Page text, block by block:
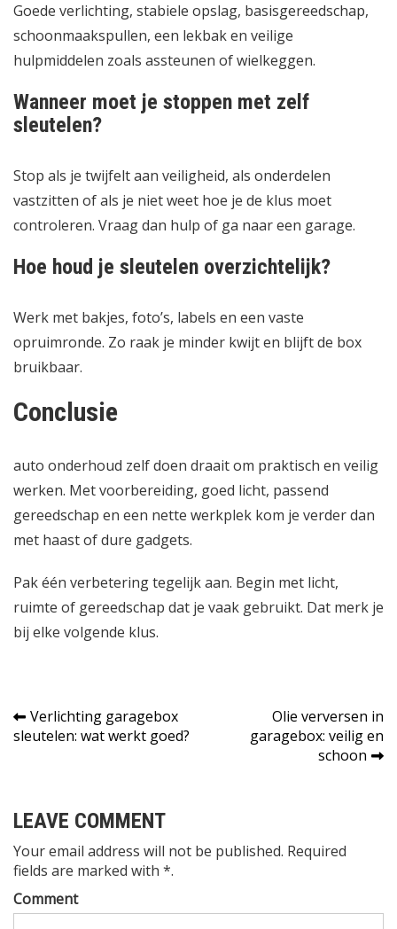
Goede verlichting, stabiele opslag, basisgereedschap,
schoonmaakspullen, een lekbak en veilige
hulpmiddelen zoals assteunen of wielkeggen.
Wanneer moet je stoppen met zelf
sleutelen?
Stop als je twijfelt aan veiligheid, als onderdelen
vastzitten of als je niet weet hoe je de klus moet
controleren. Vraag dan hulp of ga naar een garage.
Hoe houd je sleutelen overzichtelijk?
Werk met bakjes, foto’s, labels en een vaste
opruimronde. Zo raak je minder kwijt en blijft de box
bruikbaar.
Conclusie
auto onderhoud zelf doen draait om praktisch en veilig
werken. Met voorbereiding, goed licht, passend
gereedschap en een nette werkplek kom je verder dan
met haast of dure gadgets.
Pak één verbetering tegelijk aan. Begin met licht,
ruimte of gereedschap dat je vaak gebruikt. Dat merk je
bij elke volgende klus.
Bericht
navigatie
Verlichting garagebox
sleutelen: wat werkt goed?
Olie verversen in
garagebox: veilig en
schoon
LEAVE COMMENT
Your email address will not be published. Required
fields are marked with *.
Comment